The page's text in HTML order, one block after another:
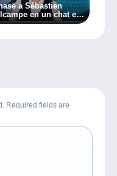
a Sébastien
en un chat en
el 07/03/2024!
Required fields are